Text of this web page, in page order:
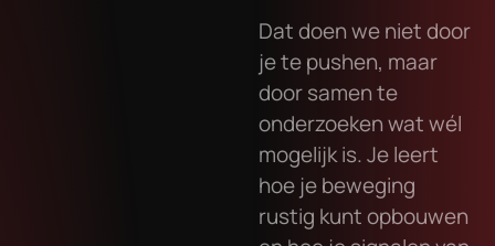
Dat doen we niet door
je te pushen, maar
door samen te
onderzoeken wat wél
mogelijk is. Je leert
hoe je beweging
rustig kunt opbouwen